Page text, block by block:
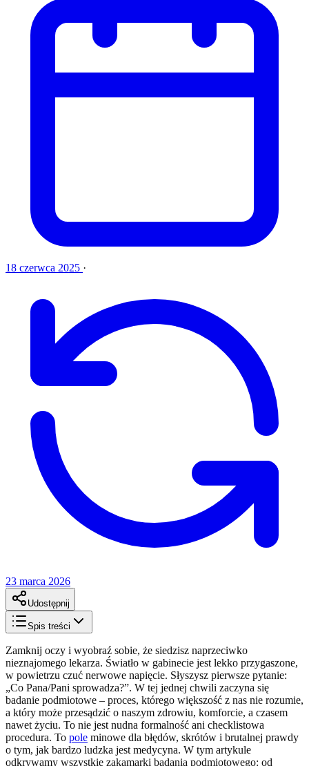
18 czerwca 2025 ·
23 marca 2026
Udostępnij
Spis treści
Zamknij oczy i wyobraź sobie, że siedzisz naprzeciwko
nieznajomego lekarza. Światło w gabinecie jest lekko przygaszone,
w powietrzu czuć nerwowe napięcie. Słyszysz pierwsze pytanie:
„Co Pana/Pani sprowadza?”. W tej jednej chwili zaczyna się
badanie podmiotowe – proces, którego większość z nas nie rozumie,
a który może przesądzić o naszym zdrowiu, komforcie, a czasem
nawet życiu. To nie jest nudna formalność ani checklistowa
procedura. To pole minowe dla błędów, skrótów i brutalnej prawdy
o tym, jak bardzo ludzka jest medycyna. W tym artykule
odkrywamy wszystkie zakamarki badania podmiotowego: od